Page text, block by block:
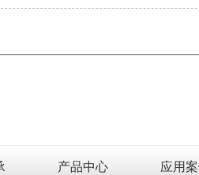
产品中心 应用案